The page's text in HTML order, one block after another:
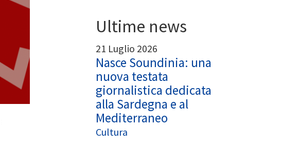
Ultime news
21 Luglio 2026
Nasce Soundinia: una
nuova testata
giornalistica dedicata
alla Sardegna e al
Mediterraneo
Cultura